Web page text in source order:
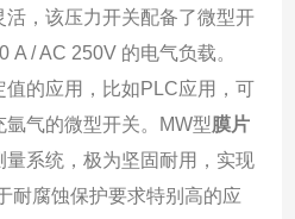
，该压力开关配备了微型开
A / AC 250V 的电气负载。
值的应用，比如PLC应用，可
气的微型开关。MW型膜片
量系统，极为坚固耐用，实现
耐腐蚀保护要求特别高的应